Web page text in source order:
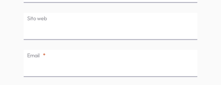
Sito web
Email